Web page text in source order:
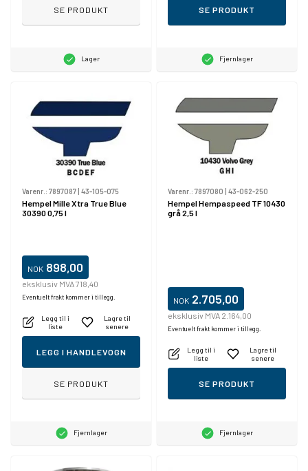
SE PRODUKT
Lager
SE PRODUKT
Fjernlager
Varenr.: 7897087| 43-105-075
Hempel Mille Xtra True Blue
30390 0,75 l
NOK 898,00
eksklusiv MVA 718,40
Eventuelt frakt kommer i tillegg.
Legg til i
liste
Lagre til
senere
LEGG I HANDLEVOGN
SE PRODUKT
Fjernlager
Varenr.: 7897080 | 43-062-250
Hempel Hempaspeed TF 10430
grå 2,5 l
NOK 2.705,00
eksklusiv MVA 2.164,00
Eventuelt frakt kommer i tillegg.
Legg til i
liste
Lagre til
senere
SE PRODUKT
Fjernlager